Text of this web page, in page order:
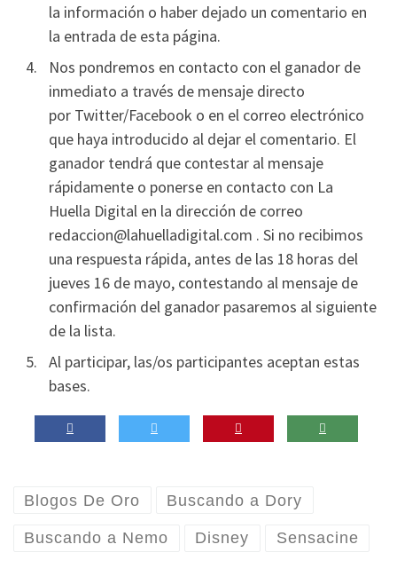
la información o haber dejado un comentario en
la entrada de esta página.
Nos pondremos en contacto con el ganador de
inmediato a través de mensaje directo
por Twitter/Facebook o en el correo electrónico
que haya introducido al dejar el comentario. El
ganador tendrá que contestar al mensaje
rápidamente o ponerse en contacto con La
Huella Digital en la dirección de correo
redaccion@lahuelladigital.com . Si no recibimos
una respuesta rápida, antes de las 18 horas del
jueves 16 de mayo, contestando al mensaje de
confirmación del ganador pasaremos al siguiente
de la lista.
Al participar, las/os participantes aceptan estas
bases.
Blogos De Oro Buscando a Dory
Buscando a Nemo Disney Sensacine